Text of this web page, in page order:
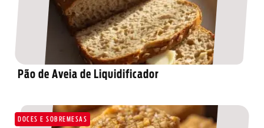
Pão de Aveia de Liquidificador
DOCES E SOBREMESAS